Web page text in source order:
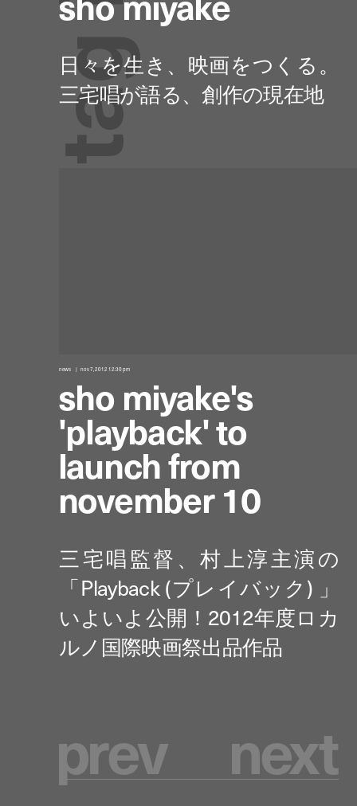
t
a
g
news nov 7, 2012 12:30 pm
sho miyake's
'playback' to
launch from
november 10
prev next